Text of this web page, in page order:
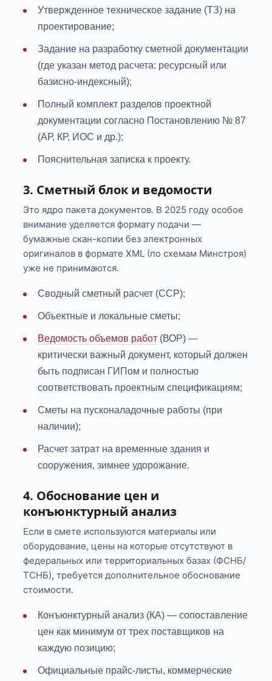
Утвержденное техническое задание (ТЗ) на
проектирование;
Задание на разработку сметной документации
(где указан метод расчета: ресурсный или
базисно-индексный);
Полный комплект разделов проектной
документации согласно Постановлению № 87
(АР, КР, ИОС и др.);
Пояснительная записка к проекту.
3. Сметный блок и ведомости
Это ядро пакета документов. В 2025 году особое
внимание уделяется формату подачи —
бумажные скан-копии без электронных
оригиналов в формате XML (по схемам Минстроя)
уже не принимаются.
Сводный сметный расчет (ССР);
Объектные и локальные сметы;
Ведомость объемов работ (ВОР) —
критически важный документ, который должен
быть подписан ГИПом и полностью
соответствовать проектным спецификациям;
Сметы на пусконаладочные работы (при
наличии);
Расчет затрат на временные здания и
сооружения, зимнее удорожание.
4. Обоснование цен и
конъюнктурный анализ
Если в смете используются материалы или
оборудование, цены на которые отсутствуют в
федеральных или территориальных базах (ФСНБ/
ТСНБ), требуется дополнительное обоснование
стоимости.
Конъюнктурный анализ (КА) — сопоставление
цен как минимум от трех поставщиков на
каждую позицию;
Официальные прайс-листы, коммерческие